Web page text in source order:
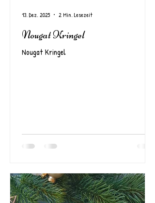
Nougat Kringel
Nougat Kringel
13. Dez. 2025 2 Min. Lesezeit